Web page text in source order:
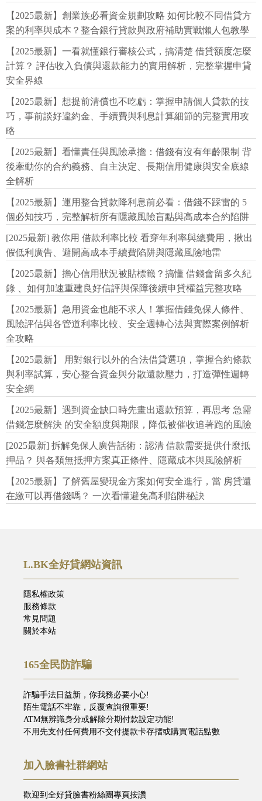
【2025最新】創業族必看資金規劃攻略 如何比較不同借貸方
案的利率與成本？整合銀行貸款與政府補助實戰懶人包教學
【2025最新】一看就懂銀行審核公式，搞清楚 借貸額度怎麼
計算？ 評估收入負債與還款能力的實用解析，完整掌握申貸
安全界線
【2025最新】想提前清償也不吃虧：掌握申請個人貸款的技
巧，事前談好違約金、手續費與利息計算細節的完整實用攻
略
【2025最新】看懂責任與風險承擔：借錢有沒有年齡限制 背
後牽動你的合約義務、自主決定、長期信用健康與安全底線
全解析
【2025最新】運用整合貸款降利息前必看：借錢不踩雷的 5
個必知技巧，完整解析所有隱藏風險盲點與高成本合約陷阱
[2025最新] 教你用 借款利率比較 看穿年利率與總費用，揪出
假低利廣告、避開高成本手續費陷阱與隱藏風險地雷
【2025最新】擔心信用狀況被貼標籤？搞懂 借錢會留多久紀
錄 、如何加速重建良好信評與保障後續申貸權益完整攻略
【2025最新】急用資金也能不求人！掌握借錢免保人條件、
風險評估與各管道利率比較、安全週轉心法與實際案例解析
全攻略
【2025最新】 用對銀行以外的合法借貸選項，掌握合約條款
與利率試算，安心整合資金與分散還款壓力，打造彈性週轉
安全網
【2025最新】遇到資金缺口時先畫出還款預算，再思考 急需
借錢怎麼解決 的安全額度與期限，降低被催收追著跑的風險
[2025最新] 拆解免保人廣告話術：認清 借款需要提供什麼抵
押品？ 與各類無抵押方案真正條件、隱藏成本與風險解析
【2025最新】了解舊屋變現金方案如何安全進行，當 房貸還
在繳可以再借錢嗎？ 一次看懂避免高利陷阱秘訣
L.BK全好貸網站資訊
隱私權政策
服務條款
常見問題
關於本站
165全民防詐騙
詐騙手法日益新，你我務必要小心!
陌生電話不牢靠，反覆查詢很重要!
ATM無辨識身分或解除分期付款設定功能!
不用先支付任何費用不交付提款卡存摺或購買電話點數
加入臉書社群網站
歡迎到全好貸臉書粉絲團專頁按讚